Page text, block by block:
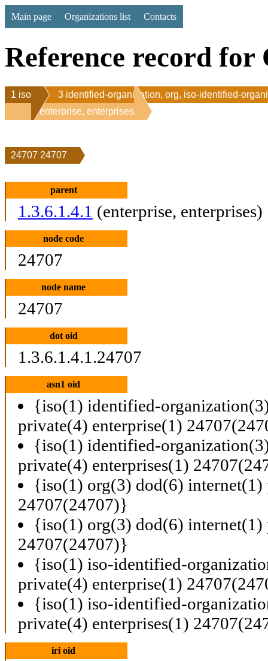
Main page Organizations list Contacts
Reference record for
1 iso
3 identified-organization, org, iso-identified-
1 enterprise, enterprises
24707 24707
parent
1.3.6.1.4.1 (enterprise, enterprises)
node code
24707
node name
24707
dot oid
1.3.6.1.4.1.24707
asn1 oid
{iso(1) identified-
private(4) enterprise(1)
{iso(1) identified-
private(4) enterprises(1)
{iso(1) org(3) dod(6) internet(1)
24707(24707)}
{iso(1) org(3) dod(6) internet(1)
24707(24707)}
{iso(1) iso-identified-
private(4) enterprise(1)
{iso(1) iso-identified-
private(4) enterprises(1)
iri oid